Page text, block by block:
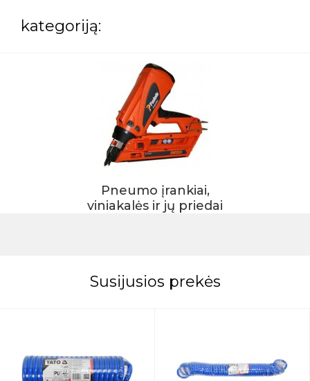
kategoriją:
Pneumo įrankiai,
viniakalės ir jų priedai
Susijusios prekės